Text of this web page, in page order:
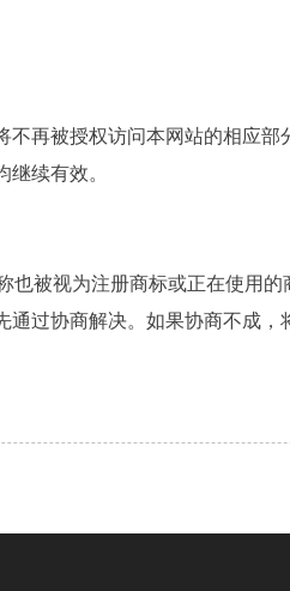
再被授权访问本网站的相应部
续有效。
被视为注册商标或正在使用的
过协商解决。如果协商不成，